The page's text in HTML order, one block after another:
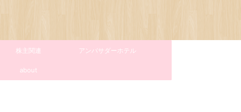
株主関連 アンバサダーホテル
about